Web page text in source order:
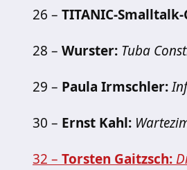
26 – TITANIC-Smalltalk-
28 – Wurster: Tuba
29 – Paula Irmschler:
30 – Ernst Kahl:
32 – Torsten Gaitzsch: